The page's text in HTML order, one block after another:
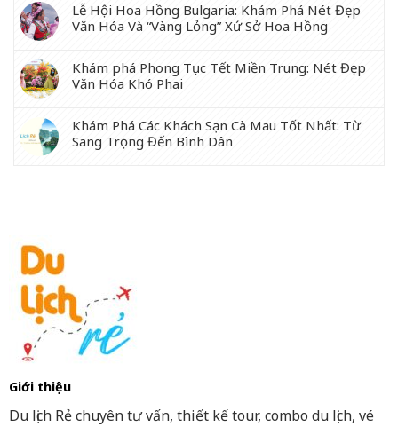
Lễ Hội Hoa Hồng Bulgaria: Khám Phá Nét Đẹp
Văn Hóa Và “Vàng Lỏng” Xứ Sở Hoa Hồng
Khám phá Phong Tục Tết Miền Trung: Nét Đẹp
Văn Hóa Khó Phai
Khám Phá Các Khách Sạn Cà Mau Tốt Nhất: Từ
Sang Trọng Đến Bình Dân
Giới thiệu
Du lịch Rẻ chuyên tư vấn, thiết kế tour, combo du lịch, vé